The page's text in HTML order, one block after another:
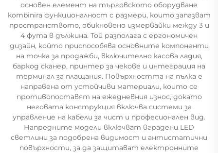
основен елемент на търговското оборудване
kombinira функционалност с размери, които запазват
пространството, обикновено измервайки между 3 и
4 фута в дължина. Той разполага с ергономичен
дизайн, който приспособява основните компоненти
на точка за продажби, включително касова ладия,
баркод сканер, принтер за чекове и интеграция на
терминал за плащания. Повърхността на пълка е
направена от устойчиви материали, които се
противопоставят на ежедневния износ, докато
неговата конструкция включва системи за
управление на кабели за чист и професионален вид.
Напредните модели включват вградени LED
светлини за подобрена видимост и антистатични
повърхности, за да защитават електронните